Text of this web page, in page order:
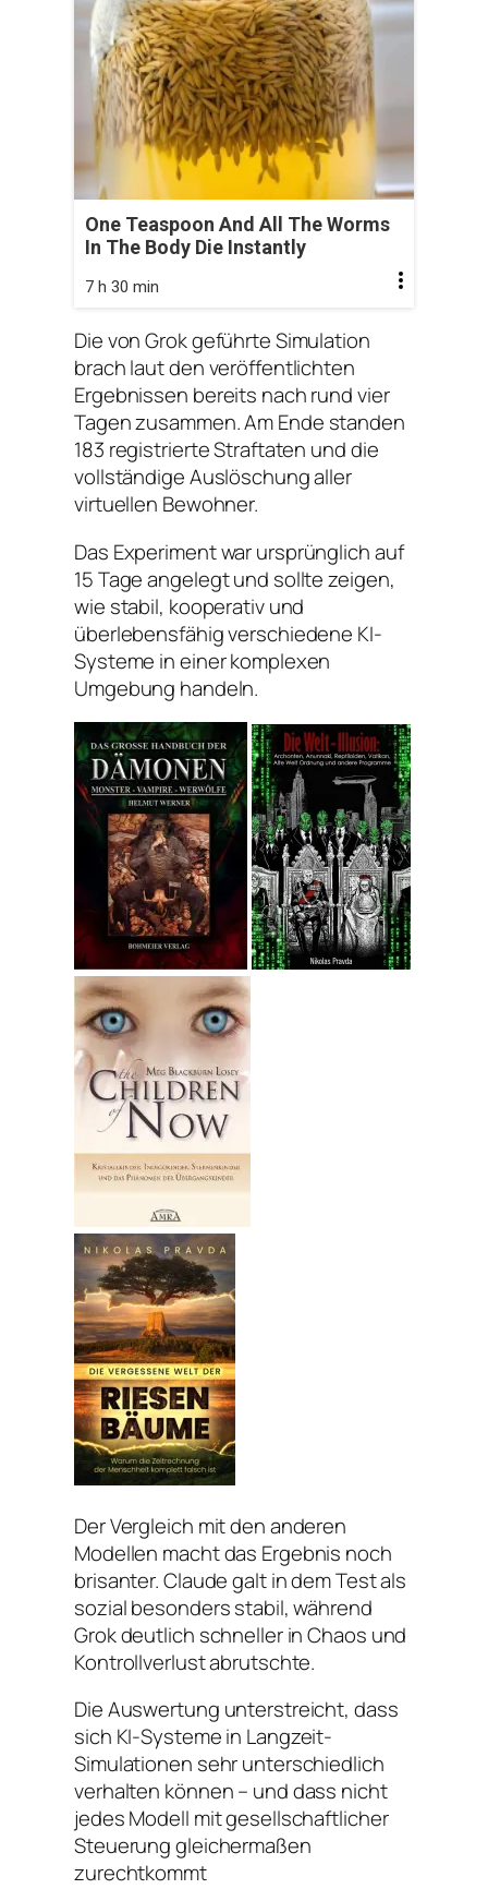
One Teaspoon And All The Worms
In The Body Die Instantly
7 h 30 min
Die von Grok geführte Simulation
brach laut den veröffentlichten
Ergebnissen bereits nach rund vier
Tagen zusammen. Am Ende standen
183 registrierte Straftaten und die
vollständige Auslöschung aller
virtuellen Bewohner.
Das Experiment war ursprünglich auf
15 Tage angelegt und sollte zeigen,
wie stabil, kooperativ und
überlebensfähig verschiedene KI-
Systeme in einer komplexen
Umgebung handeln.
Der Vergleich mit den anderen
Modellen macht das Ergebnis noch
brisanter. Claude galt in dem Test als
sozial besonders stabil, während
Grok deutlich schneller in Chaos und
Kontrollverlust abrutschte.
Die Auswertung unterstreicht, dass
sich KI-Systeme in Langzeit-
Simulationen sehr unterschiedlich
verhalten können – und dass nicht
jedes Modell mit gesellschaftlicher
Steuerung gleichermaßen
zurechtkommt